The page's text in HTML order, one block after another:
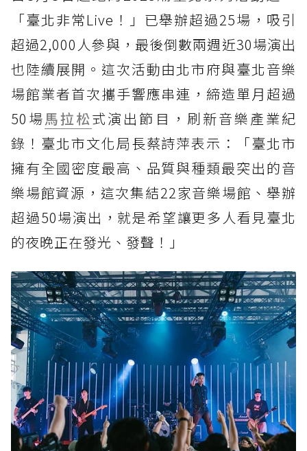
「臺北非常Live！」已舉辦超過25場，吸引
超過2,000人參與，最後倒數兩週近30場演出
也陸續展開。這次活動由北市府與臺北音樂
場館業者首次攜手響應串連，締造單月超過
50場馬拉松式演出節目，刷新音樂產業紀
錄！臺北市文化局長蔡詩萍表示：「臺北市
擁有全國密度最高、品質與種類最突出的音
樂場館資源，這次集結22家音樂場館、舉辦
超過50場演出，就是希望讓更多人看見臺北
的夜晚正在發光、發聲！」